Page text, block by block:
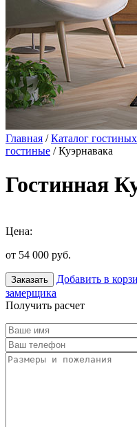
Главная /Каталог гостиных
гостиные / Куэрнавака
Гостинная
Цена:
от 54 000 руб.
Заказать Добавить в
замерщика
Получить расчет